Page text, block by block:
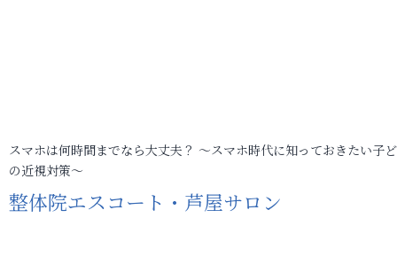
スマホは何時間までなら大丈夫？ ～スマホ時代に知っておきたい子
の近視対策～
整体院エスコート・芦屋サロン